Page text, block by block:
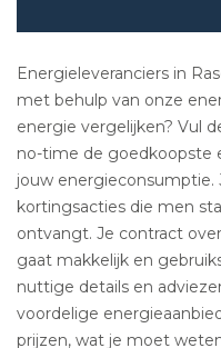
Energieleveranciers in
met behulp van onze
energie vergelijken? Vul
no-time de goedkoopste
jouw energieconsumptie.
kortingsacties die men
ontvangt. Je contract
gaat makkelijk en
nuttige details en
voordelige
prijzen, wat je moet